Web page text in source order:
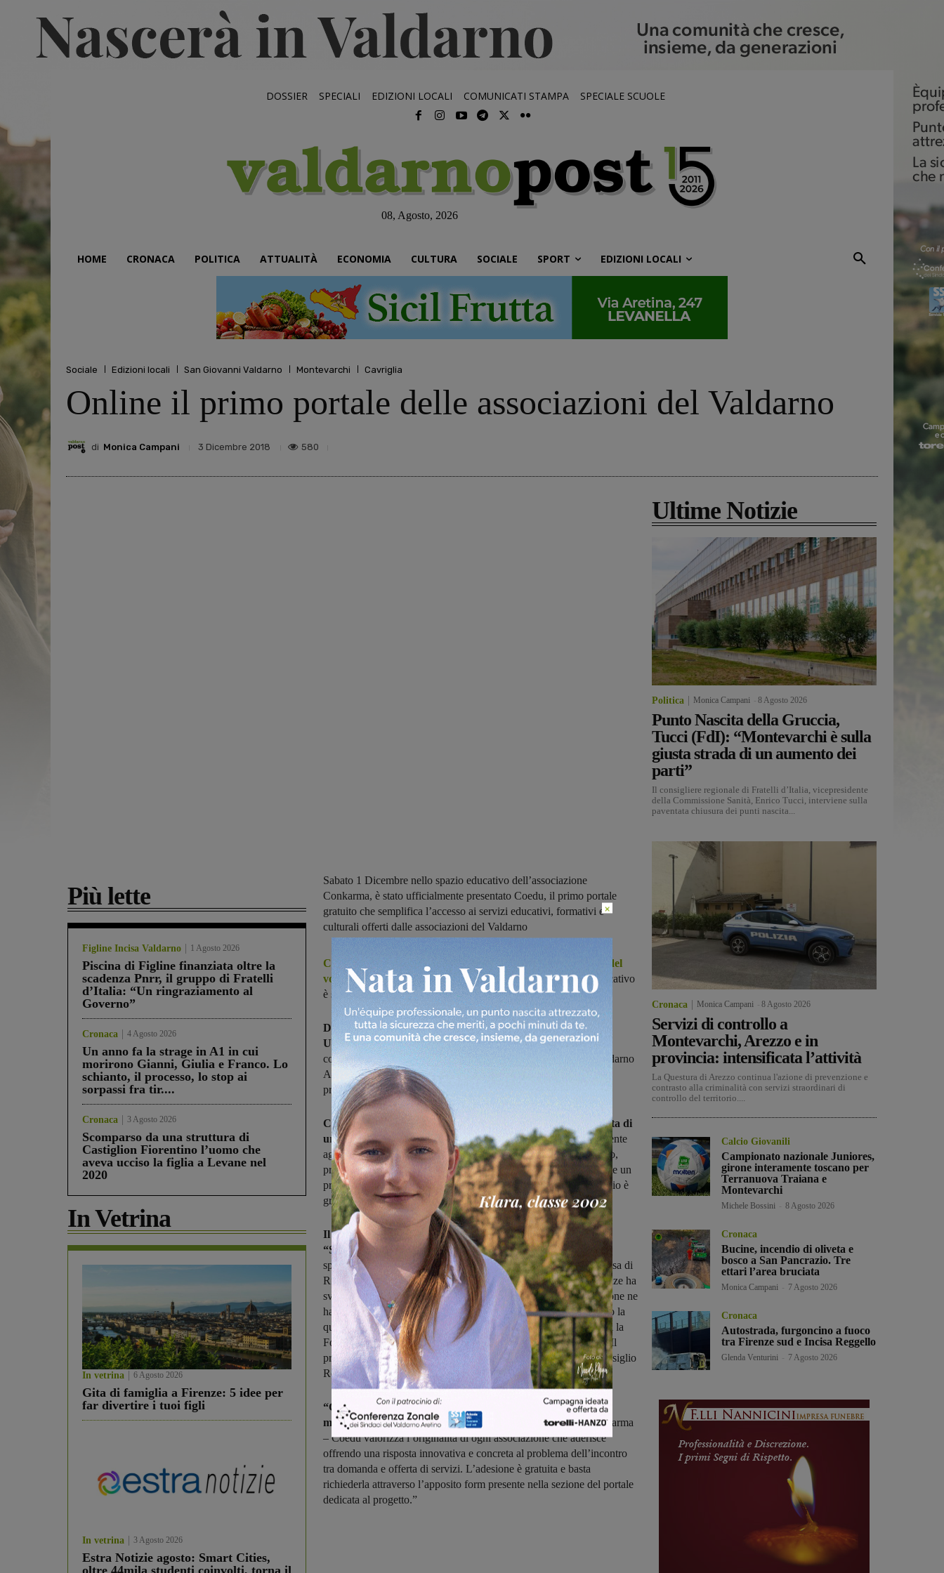
DOSSIER SPECIALI EDIZIONI LOCALI COMUNICATI STAMPA SPECIALE SCUOLE
08, Agosto, 2026
HOME CRONACA POLITICA ATTUALITÀ ECONOMIA CULTURA SOCIALE SPORT EDIZIONI LOCALI
Sociale Edizioni locali San Giovanni Valdarno Montevarchi Cavriglia
Online il primo portale delle associazioni del Valdarno
di Monica Campani 3 Dicembre 2018 580
Più lette
Figline Incisa Valdarno 1 Agosto 2026
Piscina di Figline finanziata oltre la
scadenza Pnrr, il gruppo di Fratelli
d’Italia: “Un ringraziamento al
Governo”
Cronaca 4 Agosto 2026
Un anno fa la strage in A1 in cui
morirono Gianni, Giulia e Franco. Lo
schianto, il processo, lo stop ai
sorpassi fra tir....
Cronaca 3 Agosto 2026
Scomparso da una struttura di
Castiglion Fiorentino l’uomo che
aveva ucciso la figlia a Levane nel
2020
In Vetrina
In vetrina 6 Agosto 2026
Gita di famiglia a Firenze: 5 idee per
far divertire i tuoi figli
In vetrina 3 Agosto 2026
Estra Notizie agosto: Smart Cities,
Sabato 1 Dicembre nello spazio educativo dell’associazione
Conkarma, è stato ufficialmente presentato Coedu, il primo portale
gratuito che semplifica l’accesso ai servizi educativi, formativi e
culturali offerti dalle associazioni del Valdarno
Coedu, nasce in Valdarno il primo portale delle associazioni del
volontariato. A presentarlo sabato scorso nel proprio spazio educativo
è stata Conkarma.
Dopo aver raccolto i fondi necessari con un crowdfunding
Ulule,Conkarma ha realizzato il progetto con il partenariato della
cooperativa sociale Koinè e della Conferenza dei Sindaci del Valdarno
Aretino, e grazie soprattutto al supporto di centinaia di sostenitori,
privati e pubblici.
Coedu è l’aggregatore delle associazioni del Valdarno. Si tratta di
un’applicazione web per computer, smartphone e tablet che consente
agli utenti di trovare tutti i servizi e gli eventi di cui hanno bisogno,
prenotando con pochi click, e alle associazioni di creare facilmente un
profilo per farsi conoscere e raggiungere nuovi volontari. Il servizio è
gratuito, per tutti.
Il progetto di Conkarma è risultato tra i vincitori del bando
“Social Crowdfunders 2017” promosso da “Siamosolidali”,
sportello di supporto al Terzo settore curato dalla Fondazione Cassa di
Risparmio di Firenze che in collaborazione con Impact Hub Firenze ha
sviluppato un percorso formativo sul crowdfunding. L’Associazione ne
ha beneficiato per la creazione della campagna su Ulule attraverso la
quale ha raccolto più di 20.000 euro in 40 giorni, donazioni di cui la
Fondazione ha raddoppiato il valore al raggiungimento del 50%. Il
progetto è patrocinato dalla Regione Toscana e sostenuto dal Consiglio
Regionale.
“Crediamo fortemente nel concetto di rete: ogni connessione
migliora il sistema– ha detto Giulia Baldetti, Presidente di Conkarma
– Coedu valorizza l’originalità di ogni associazione che aderisce
offrendo una risposta innovativa e concreta al problema dell’incontro
tra domanda e offerta di servizi. L’adesione è gratuita e basta
richiederla attraverso l’apposito form presente nella sezione del portale
dedicata al progetto.”
Ultime Notizie
Politica Monica Campani 8 Agosto 2026
Punto Nascita della Gruccia,
Tucci (FdI): “Montevarchi è sulla
giusta strada di un aumento dei
parti”
Il consigliere regionale di Fratelli d’Italia, vicepresidente
della Commissione Sanità, Enrico Tucci, interviene sulla
paventata chiusura dei punti nascita...
Cronaca Monica Campani 8 Agosto 2026
Servizi di controllo a
Montevarchi, Arezzo e in
provincia: intensificata l’attività
La Questura di Arezzo continua l'azione di prevenzione e
contrasto alla criminalità con servizi straordinari di
controllo del territorio....
Calcio Giovanili
Campionato nazionale Juniores,
girone interamente toscano per
Terranuova Traiana e
Montevarchi
Michele Bossini 8 Agosto 2026
Cronaca
Bucine, incendio di oliveta e
bosco a San Pancrazio. Tre
ettari l’area bruciata
Monica Campani 7 Agosto 2026
Cronaca
Autostrada, furgoncino a fuoco
tra Firenze sud e Incisa Reggello
Glenda Venturini 7 Agosto 2026
×